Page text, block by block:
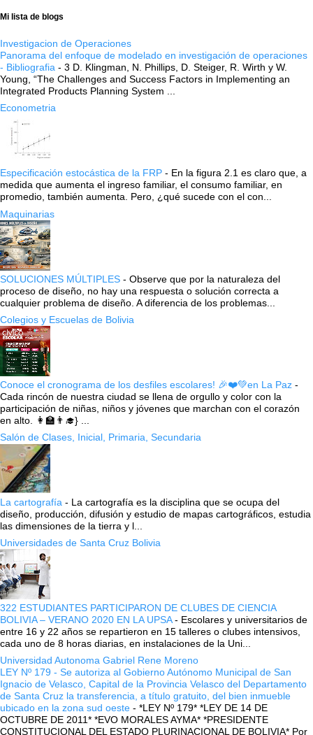
Mi lista de blogs
Investigacion de Operaciones
Panorama del enfoque de modelado en investigación de operaciones
- Bibliografia - 3 D. Klingman, N. Phillips, D. Steiger, R. Wirth y W.
Young, “The Challenges and Success Factors in Implementing an
Integrated Products Planning System ...
Econometria
Especificación estocástica de la FRP - En la figura 2.1 es claro que, a
medida que aumenta el ingreso familiar, el consumo familiar, en
promedio, también aumenta. Pero, ¿qué sucede con el con...
Maquinarias
SOLUCIONES MÚLTIPLES - Observe que por la naturaleza del
proceso de diseño, no hay una respuesta o solución correcta a
cualquier problema de diseño. A diferencia de los problemas...
Colegios y Escuelas de Bolivia
Conoce el cronograma de los desfiles escolares! 🎉❤️💚en La Paz -
Cada rincón de nuestra ciudad se llena de orgullo y color con la
participación de niñas, niños y jóvenes que marchan con el corazón
en alto. 👩‍🏫👨‍🎓} ...
Salón de Clases, Inicial, Primaria, Secundaria
La cartografía - La cartografía es la disciplina que se ocupa del
diseño, producción, difusión y estudio de mapas cartográficos, estudia
las dimensiones de la tierra y l...
Universidades de Santa Cruz Bolivia
322 ESTUDIANTES PARTICIPARON DE CLUBES DE CIENCIA
BOLIVIA – VERANO 2020 EN LA UPSA- Escolares y universitarios de
entre 16 y 22 años se repartieron en 15 talleres o clubes intensivos,
cada uno de 8 horas diarias, en instalaciones de la Uni...
Universidad Autonoma Gabriel Rene Moreno
LEY Nº 179 - Se autoriza al Gobierno Autónomo Municipal de San
Ignacio de Velasco, Capital de la Provincia Velasco del Departamento
de Santa Cruz la transferencia, a título gratuito, del bien inmueble
ubicado en la zona sud oeste - *LEY Nº 179* *LEY DE 14 DE
OCTUBRE DE 2011* *EVO MORALES AYMA* *PRESIDENTE
CONSTITUCIONAL DEL ESTADO PLURINACIONAL DE BOLIVIA* Por